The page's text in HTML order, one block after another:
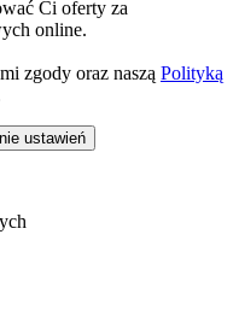
Ci oferty za
online.
zgody oraz naszą Polityką
ustawień